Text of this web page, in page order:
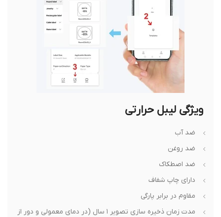
ویژگی لیبل حرارتی
ضد آب
ضد روغن
ضد اصطکاک
دارای چاپ شفاف
مقاوم در برابر پارگی
مدت زمان ذخیره سازی تصویر ۱ سال (در دمای معمولی و دور از